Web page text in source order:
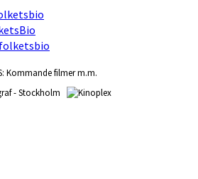
Kommande filmer m.m.
- Stockholm